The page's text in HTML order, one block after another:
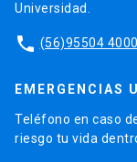
Universidad.
phone (56)95504 4000
EMERGENCIAS
Teléfono en caso
riesgo tu vida